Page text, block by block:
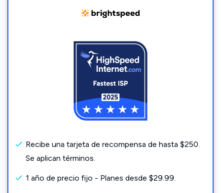
Recibe una tarjeta de recompensa de hasta $250.
Se aplican términos.
1 año de precio fijo - Planes desde $29.99.